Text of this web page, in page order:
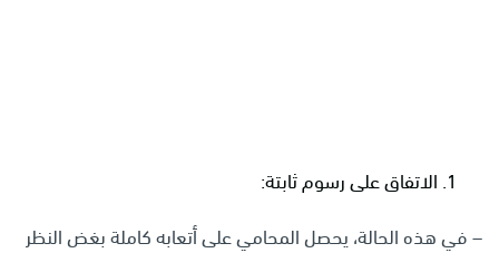
الاتفاق على رسوم ثابتة:
– في هذه الحالة، يحصل المحامي على أتعابه كاملة بغض النظر